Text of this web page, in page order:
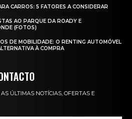
CARROS: 5 FATORES A CONSIDERAR
AO PARQUE DA ROADY E
(FOTOS)
DE MOBILIDADE: O RENTING AUTOMÓVEL
À COMPRA
ÚLTIMAS NOTÍCIAS, OFERTAS E